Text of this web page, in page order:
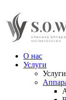
О нас
Услуги
Услуги